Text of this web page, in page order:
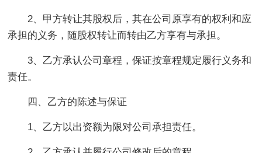
2、甲方转让其股权后，其在公司原享有的权利和应
承担的义务，随股权转让而转由乙方享有与承担。
3、乙方承认公司章程，保证按章程规定履行义务和
责任。
四、乙方的陈述与保证
1、乙方以出资额为限对公司承担责任。